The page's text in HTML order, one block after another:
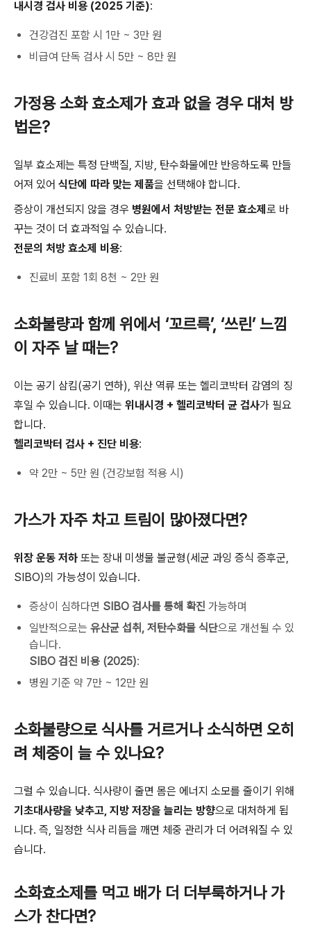
내시경 검사 비용 (2025 기준):
건강검진 포함 시 1만 ~ 3만 원
비급여 단독 검사 시 5만 ~ 8만 원
가정용 소화 효소제가 효과 없을 경우 대처 방
법은?
일부 효소제는 특정 단백질, 지방, 탄수화물에만 반응하도록 만들
어져 있어 식단에 따라 맞는 제품을 선택해야 합니다.
증상이 개선되지 않을 경우 병원에서 처방받는 전문 효소제 로 바
꾸는 것이 더 효과적일 수 있습니다.
전문의 처방 효소제 비용:
진료비 포함 1회 8천 ~ 2만 원
소화불량과 함께 위에서 ‘꼬르륵’, ‘쓰린’ 느낌
이 자주 날 때는?
이는 공기 삼킴(공기 연하), 위산 역류 또는 헬리코박터 감염의 징
후일 수 있습니다. 이때는 위내시경 + 헬리코박터 균 검사가 필요
합니다.
헬리코박터 검사 + 진단 비용:
약 2만 ~ 5만 원 (건강보험 적용 시)
가스가 자주 차고 트림이 많아졌다면?
위장 운동 저하 또는 장내 미생물 불균형(세균 과잉 증식 증후군,
SIBO)의 가능성이 있습니다.
증상이 심하다면 SIBO 검사를 통해 확진 가능하며
일반적으로는 유산균 섭취, 저탄수화물 식단으로 개선될 수 있
습니다.
SIBO 검진 비용 (2025):
병원 기준 약 7만 ~ 12만 원
소화불량으로 식사를 거르거나 소식하면 오히
려 체중이 늘 수 있나요?
그럴 수 있습니다. 식사량이 줄면 몸은 에너지 소모를 줄이기 위해
기초대사량을 낮추고, 지방 저장을 늘리는 방향으로 대처하게 됩
니다. 즉, 일정한 식사 리듬을 깨면 체중 관리가 더 어려워질 수 있
습니다.
소화효소제를 먹고 배가 더 더부룩하거나 가
스가 찬다면?